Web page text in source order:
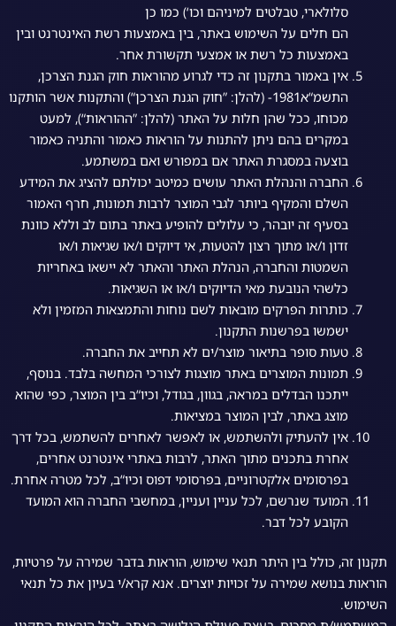
סלולארי, טבלטים למיניהם וכו‘) כמו כן
הם חלים על השימוש באתר, בין באמצעות רשת האינטרנט ובין
באמצעות כל רשת או אמצעי תקשורת אחר.
אין באמור בתקנון זה כדי לגרוע מהוראות חוק הגנת הצרכן,
התשמ“א1981- (להלן: ”חוק הגנת הצרכן“) והתקנות אשר הותקנו
מכוחו, ככל שהן חלות על האתר (להלן: ”ההוראות“), למעט
במקרים בהם ניתן להתנות על הוראות כאמור והתניה כאמור
בוצעה במסגרת האתר אם במפורש ואם במשתמע.
החברה והנהלת האתר עושים כמיטב יכולתם להציג את המידע
השלם והמקיף ביותר לגבי המוצר לרבות תמונות, חרף האמור
בסעיף זה יובהר, כי עלולים להופיע באתר בתום לב וללא כוונת
זדון ו/או מתוך רצון להטעות, אי דיוקים ו/או שגיאות ו/או
השמטות והחברה, הנהלת האתר והאתר לא יישאו באחריות
כלשהי הנובעת מאי הדיוקים ו/או או השגיאות.
כותרות הפרקים מובאות לשם נוחות והתמצאות המזמין ולא
ישמשו בפרשנות התקנון.
טעות סופר בתיאור מוצר/ים לא תחייב את החברה.
תמונות המוצרים באתר מוצגות לצורכי המחשה בלבד. בנוסף,
ייתכנו הבדלים במראה, בגוון, בגודל, וכיו“ב בין המוצר, כפי שהוא
מוצג באתר, לבין המוצר במציאות.
אין להעתיק ולהשתמש, או לאפשר לאחרים להשתמש, בכל דרך
אחרת בתכנים מתוך האתר, לרבות באתרי אינטרנט אחרים,
בפרסומים אלקטרוניים, בפרסומי דפוס וכיו“ב, לכל מטרה אחרת.
המועד שנרשם, לכל עניין ועניין, במחשבי החברה הוא המועד
הקובע לכל דבר.
תקנון זה, כולל בין היתר תנאי שימוש, הוראות בדבר שמירה על פרטיות,
הוראות בנושא שמירה על זכויות יוצרים. אנא קרא/י בעיון את כל תנאי
השימוש.